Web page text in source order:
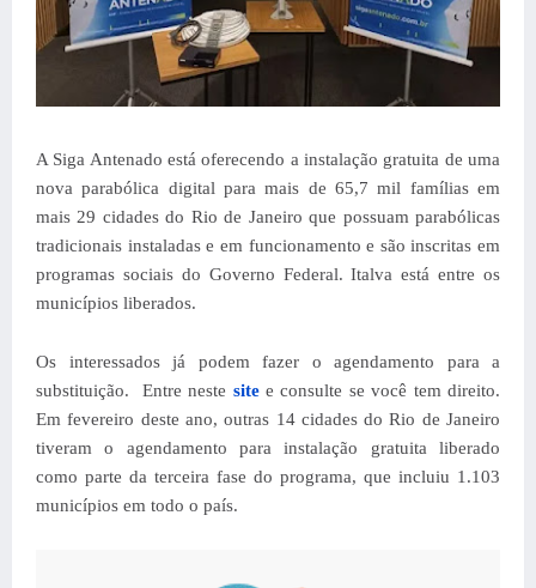
A Siga Antenado está oferecendo a instalação gratuita de uma
nova parabólica digital para mais de 65,7 mil famílias em
mais 29 cidades do Rio de Janeiro que possuam parabólicas
tradicionais instaladas e em funcionamento e são inscritas em
programas sociais do Governo Federal. Italva está entre os
municípios liberados.
Os interessados já podem fazer o agendamento para a
substituição. Entre neste sitee consulte se você tem direito.
Em fevereiro deste ano, outras 14 cidades do Rio de Janeiro
tiveram o agendamento para instalação gratuita liberado
como parte da terceira fase do programa, que incluiu 1.103
municípios em todo o país.